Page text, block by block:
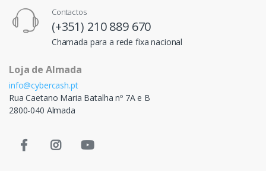
Contactos
(+351) 210 889 670
Chamada para a rede fixa nacional
Loja de Almada
info@cybercash.pt
Rua Caetano Maria Batalha nº 7A e B
2800-040 Almada